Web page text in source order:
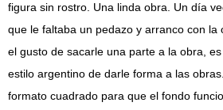
figura sin rostro. Una linda obra. Un día
que le faltaba un pedazo y arranco con la
el gusto de sacarle una parte a la obra,
estilo argentino de darle forma a las
formato cuadrado para que el fondo